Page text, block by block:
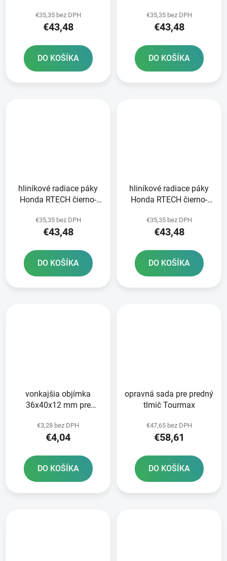
€35,35 bez DPH
€43,48
DO KOŠÍKA
€35,35 bez DPH
€43,48
DO KOŠÍKA
hliníkové radiace páky
Honda RTECH čierno-
€35,35 bez DPH
€43,48
DO KOŠÍKA
hliníkové radiace páky
Honda RTECH čierno-
€35,35 bez DPH
€43,48
DO KOŠÍKA
vonkajšia objímka
36x40x12 mm pre
INNTECK 1ks teflónový
povrch
€3,28 bez DPH
€4,04
DO KOŠÍKA
opravná sada pre predný
tlmič Tourmax
€47,65 bez DPH
€58,61
DO KOŠÍKA